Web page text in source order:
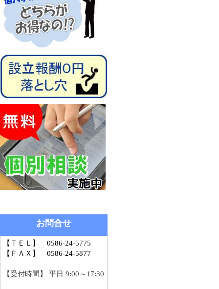
お問合せ
【ＴＥＬ】 0586-24-5775
【ＦＡＸ】 0586-24-5877
【受付時間】 平日 9:00～17:30